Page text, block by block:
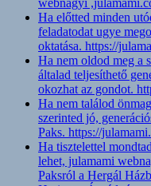
Ha előtted minden
feladatodat ugye
oktatása. https://
Ha nem oldod meg a
általad teljesíthető
okozhat az gondot.
Ha nem találod
szerinted jó,
Paks. https://
Ha tisztelettel
lehet, julamami
Paksról a Hergál